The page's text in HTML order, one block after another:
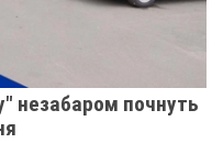
незабаром почнуть